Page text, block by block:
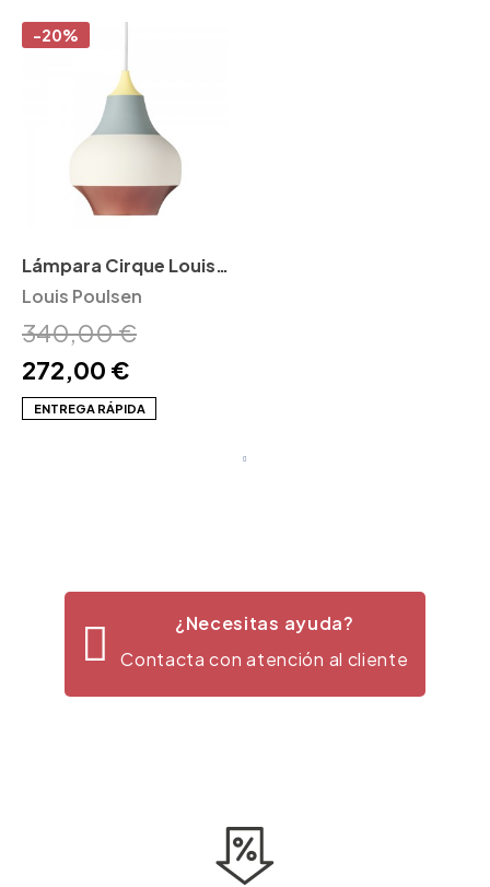
-20%
Lámpara Cirque Louis
Poulsen
Louis Poulsen
340,00 €
272,00 €
ENTREGA RÁPIDA
¿Necesitas ayuda?
Contacta con atención al cliente